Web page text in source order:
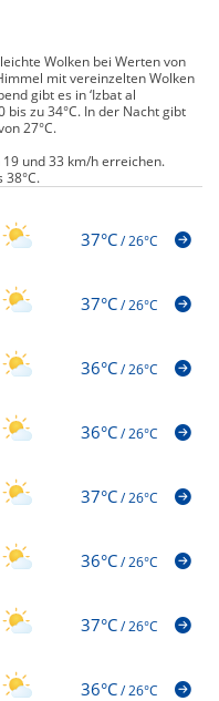
Wolken bei Werten von
mit vereinzelten Wolken
gibt es in ‘Izbat al
bis zu 34°C. In der Nacht gibt
27°C.
und 33 km/h erreichen.
37°C/26°C
37°C/26°C
36°C/26°C
36°C/26°C
37°C/26°C
36°C/26°C
37°C/26°C
36°C/26°C